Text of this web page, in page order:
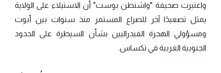
واعتبرت صحيفة "واشنطن بوست" أن الاستيلاء على الولاية
يمثل تصعيدًا آخر للصراع المستمر منذ سنوات بين أبوت
ومسؤولي الهجرة الفيدراليين بشأن السيطرة على الحدود
الجنوبية الغربية في تكساس.